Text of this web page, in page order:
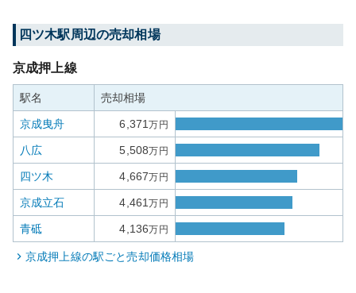
四ツ木駅周辺の売却相場
京成押上線
駅名 売却相場
京成曳舟 6,371万円
八広 5,508万円
四ツ木 4,667万円
京成立石 4,461万円
青砥 4,136万円
京成押上線の駅ごと売却価格相場